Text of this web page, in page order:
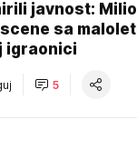
javnost:
sa
igraonici
5